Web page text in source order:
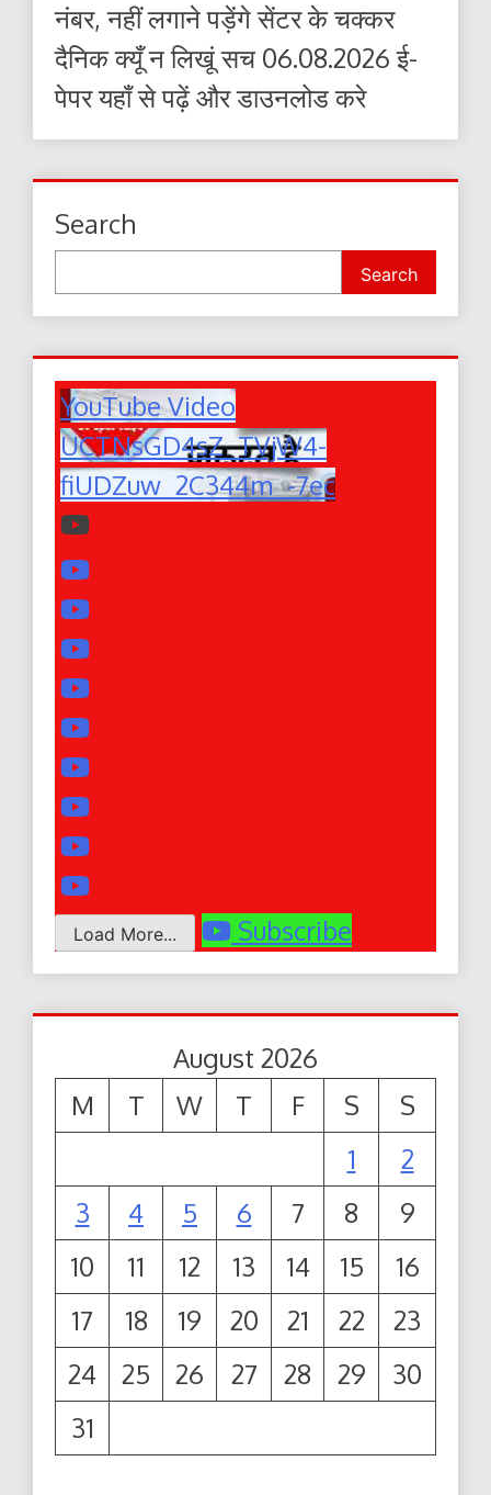
नंबर, नहीं लगाने पड़ेंगे सेंटर के चक्कर
दैनिक क्यूँ न लिखूं सच 06.08.2026 ई-
पेपर यहाँ से पढ़ें और डाउनलोड करे
Search
Search
YouTube Video
UCTNsGD4sZ_TVjW4-
fiUDZuw_2C344m_-7ec
Load More... Subscribe
August 2026
M
T W T F S
S
1
2
3
4 5 6 7 8
9
10
11 12 13 14 15
16
17
18 19 20 21 22
23
24
25 26 27 28 29
30
31